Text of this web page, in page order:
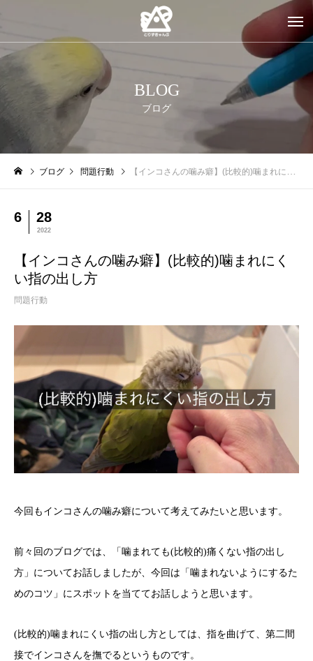
BLOG
ブログ
ブログ 問題行動 【インコさんの噛み癖】(比較的)噛まれにくい指の出し方
6 28
2022
【インコさんの噛み癖】(比較的)噛まれにく
い指の出し方
問題行動
今回もインコさんの噛み癖について考えてみたいと思います。
前々回のブログでは、「噛まれても(比較的)痛くない指の出し
方」についてお話しましたが、今回は「噛まれないようにするた
めのコツ」にスポットを当ててお話しようと思います。
(比較的)噛まれにくい指の出し方としては、指を曲げて、第二間
接でインコさんを撫でるというものです。